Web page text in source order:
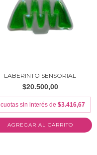
LABERINTO SENSORIAL
$20.500,00
cuotas sin interés de $3.416,67
AGREGAR AL CARRITO